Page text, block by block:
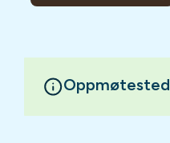
Oppmøtested